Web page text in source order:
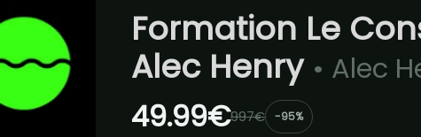
Formation Le
Alec Henry • Alec
49.99€997€ -95%